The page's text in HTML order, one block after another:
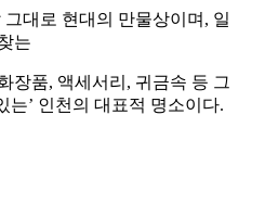
대로 현대의 만물상이며, 일
는
장품, 액세서리, 귀금속 등 그
는’ 인천의 대표적 명소이다.